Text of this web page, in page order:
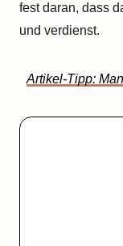
fest daran, dass
und verdienst.
Artikel-Tipp: